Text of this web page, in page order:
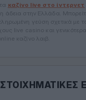
καζίνο live στο ίντερνετ
άδεια στην Ελλάδα.
γεύση σχετικά με
live casino και γενικότερα
καζίνο λαιβ.